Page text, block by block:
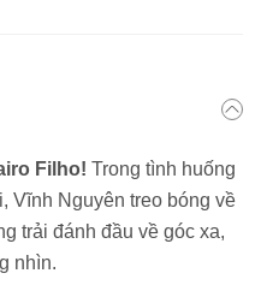
Filho! Trong tình huống
Vĩnh Nguyên treo bóng về
trải đánh đầu về góc xa,
nhìn.